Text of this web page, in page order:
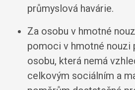
průmyslová havárie.
Za osobu v hmotné
pomoci v hmotné nouzi
osobu, která nemá
celkovým sociálním a